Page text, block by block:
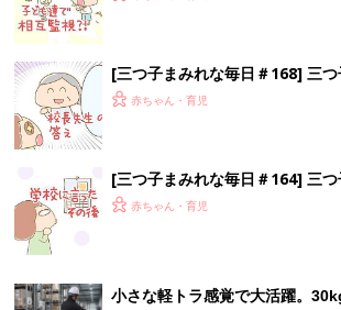
[三つ子まみれな毎日＃168] 三つ
性教育 その17
赤ちゃん・育児
[三つ子まみれな毎日＃164] 三つ
性教育 その13
赤ちゃん・育児
小さな軽トラ感覚で大活躍。